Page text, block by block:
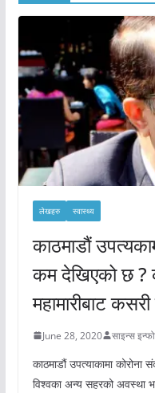
लेखहरु स्वास्थ्य
काठमाडौं
कम देखिएको छ ?
महामारीबाट
June 28, 2020 साइन्स
काठमाडौं उपत्याकामा
विश्वका अन्य सहरको अवस्था